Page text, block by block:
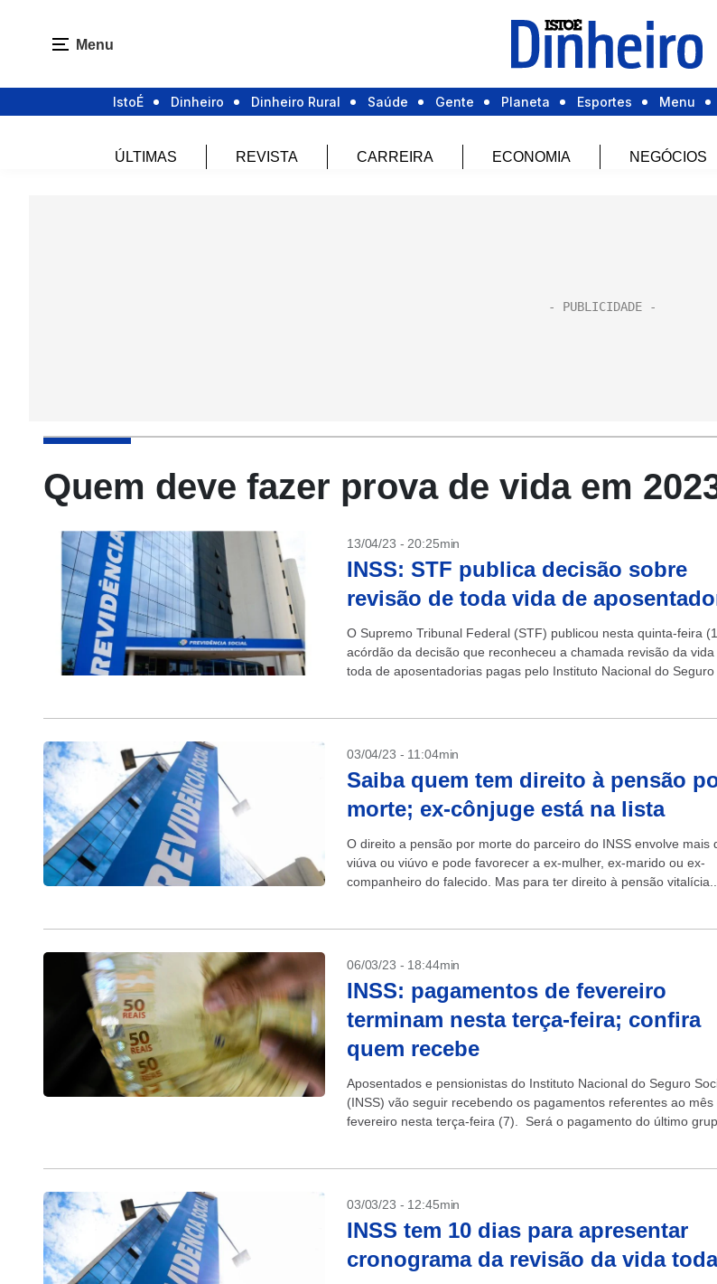
Menu
IstoÉ Dinheiro Dinheiro Rural Saúde Gente Planeta Esportes Menu
ÚLTIMAS REVISTA CARREIRA ECONOMIA NEGÓCIOS
Quem deve fazer prova de vida em
13/04/23 - 20:25min
INSS: STF publica decisão sobre
revisão de toda vida de
O Supremo Tribunal Federal (STF) publicou nesta quinta-feira
acórdão da decisão que reconheceu a chamada revisão da vida
toda de aposentadorias pagas pelo Instituto Nacional do Seguro
03/04/23 - 11:04min
Saiba quem tem direito à pensão
morte; ex-cônjuge está na lista
O direito a pensão por morte do parceiro do INSS envolve mais
viúva ou viúvo e pode favorecer a ex-mulher, ex-marido ou ex-
companheiro do falecido. Mas para ter direito à pensão vitalícia...
06/03/23 - 18:44min
INSS: pagamentos de fevereiro
terminam nesta terça-feira; confira
quem recebe
Aposentados e pensionistas do Instituto Nacional do Seguro
(INSS) vão seguir recebendo os pagamentos referentes ao mês
fevereiro nesta terça-feira (7). Será o pagamento do último
03/03/23 - 12:45min
INSS tem 10 dias para apresentar
cronograma da revisão da vida toda